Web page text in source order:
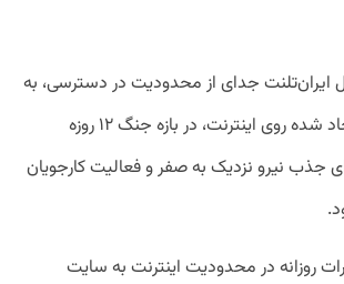
ایران‌تلنت جدای از محدودیت‌ در دسترسی، به
روی اینترنت، در بازه‌ جنگ ۱۲ روزه
جذب نیرو نزدیک به صفر و فعالیت کارجویان
روزانه در محدودیت اینترنت به سایت